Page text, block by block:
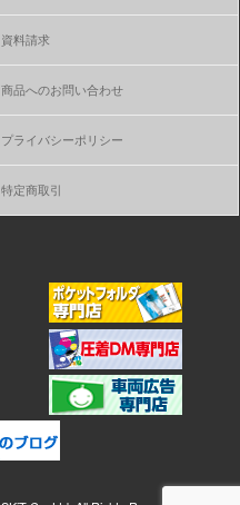
資料請求
商品へのお問い合わせ
プライバシーポリシー
特定商取引